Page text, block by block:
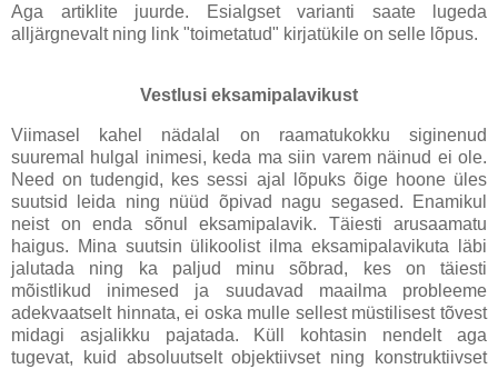
Aga artiklite juurde. Esialgset varianti saate lugeda
alljärgnevalt ning link "toimetatud" kirjatükile on selle lõpus.
Vestlusi eksamipalavikust
Viimasel kahel nädalal on raamatukokku siginenud
suuremal hulgal inimesi, keda ma siin varem näinud ei ole.
Need on tudengid, kes sessi ajal lõpuks õige hoone üles
suutsid leida ning nüüd õpivad nagu segased. Enamikul
neist on enda sõnul eksamipalavik. Täiesti arusaamatu
haigus. Mina suutsin ülikoolist ilma eksamipalavikuta läbi
jalutada ning ka paljud minu sõbrad, kes on täiesti
mõistlikud inimesed ja suudavad maailma probleeme
adekvaatselt hinnata, ei oska mulle sellest müstilisest tõvest
midagi asjalikku pajatada. Küll kohtasin nendelt aga
tugevat, kuid absoluutselt objektiivset ning konstruktiivset